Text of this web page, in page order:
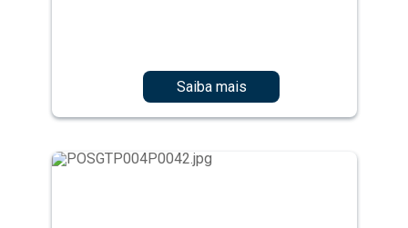
Saiba mais